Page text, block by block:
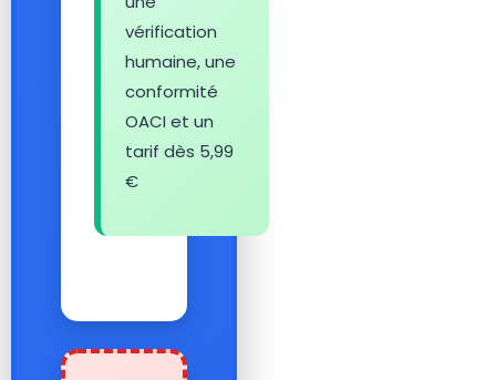
vérification
humaine, une
conformité
OACI et un
tarif dès 5,99
€